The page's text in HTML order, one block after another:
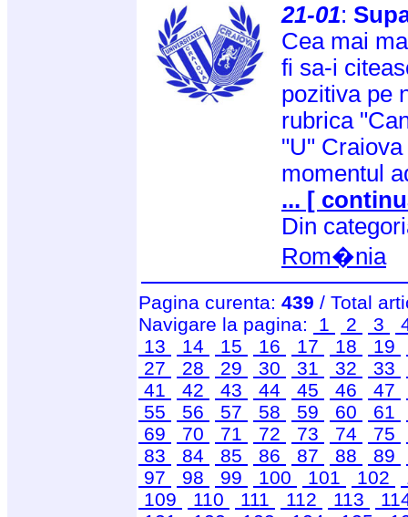
21-01:
Cea mai
fi sa-i
pozitiva pe
rubrica
"U"
momentul
... [
Din
Rom�nia
Pagina curenta: 439 / Total
Navigare la pagina:
1 2 3
13
14 15 16 17 18 19
27
28 29 30 31 32 33
41
42 43 44 45 46 47
55
56 57 58 59 60 61
69
70 71 72 73 74 75
83
84 85 86 87 88 89
97
98 99 100 101 102
109
110 111 112 113